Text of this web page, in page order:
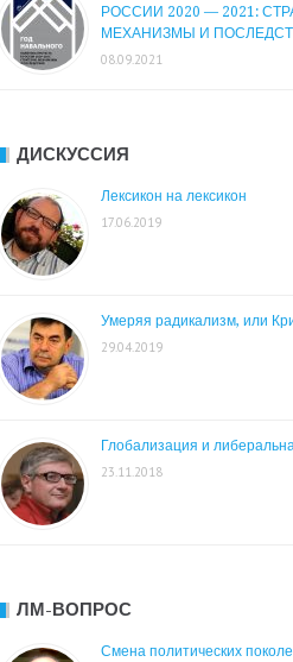
РОССИИ 2020 — 2021:
МЕХАНИЗМЫ И
08.09.2021
ДИСКУССИЯ
Лексикон на лексикон
17.06.2019
Умеряя радикализм, или
29.04.2019
Глобализация и
23.11.2018
ЛМ-ВОПРОС
Смена политических